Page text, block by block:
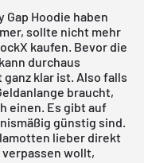
Gap Hoodie haben
sollte nicht mehr
kaufen. Bevor die
durchaus
klar ist. Also falls
braucht,
einen. Es gibt auf
günstig sind.
lieber direkt
wollt,